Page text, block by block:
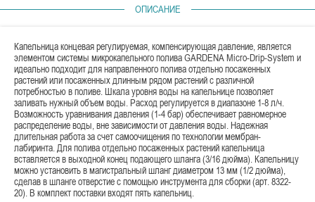
ОПИСАНИЕ
Капельница концевая регулируемая, компенсирующая давление, является
элементом системы микрокапельного полива GARDENA Micro-Drip-System и
идеально подходит для направленного полива отдельно посаженных
растений или посаженных длинным рядом растений с различной
потребностью в поливе. Шкала уровня воды на капельнице позволяет
заливать нужный объем воды. Расход регулируется в диапазоне 1-8 л/ч.
Возможность уравнивания давления (1-4 бар) обеспечивает равномерное
распределение воды, вне зависимости от давления воды. Надежная
длительная работа за счет самоочищения по технологии мембран-
лабиринта. Для полива отдельно посаженных растений капельница
вставляется в выходной конец подающего шланга (3/16 дюйма). Капельницу
можно установить в магистральный шланг диаметром 13 мм (1/2 дюйма),
сделав в шланге отверстие с помощью инструмента для сборки (арт. 8322-
20). В комплект поставки входят пять капельниц.